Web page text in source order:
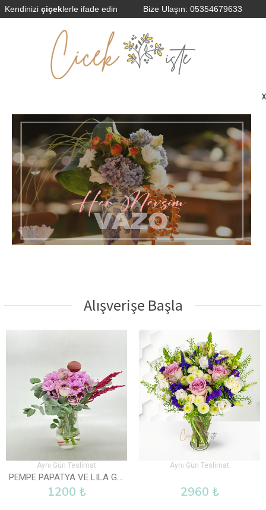
Kendinizi çiçeklerle ifade edin Bize Ulaşın: 05354679633
Alışverişe Başla
Aynı Gün Teslimat
PEMPE PAPATYA VE LILA GÜL VAZOLU
1200 ₺
Aynı Gün Teslimat
2960 ₺